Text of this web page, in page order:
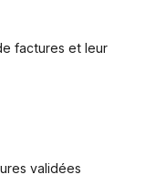
factures et leur
validées